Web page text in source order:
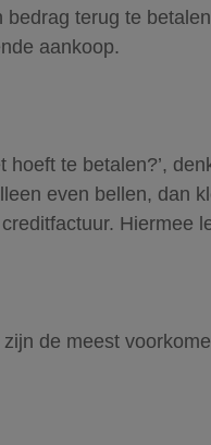
terug te
aankoop.
te betalen?’,
even bellen, dan
Hiermee
de meest